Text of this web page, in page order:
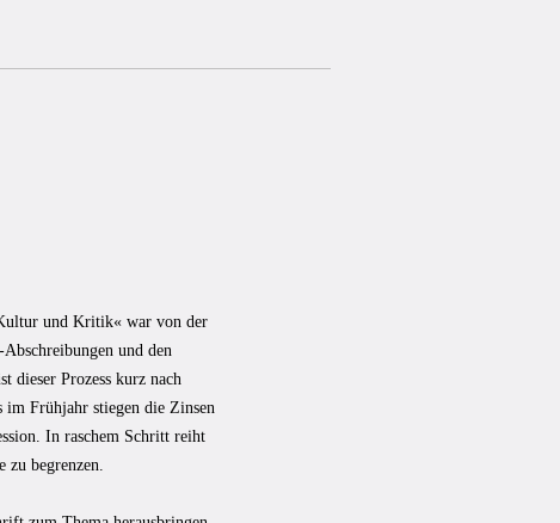
und Kritik« war von der
und den
dieser Prozess kurz nach
Frühjahr stiegen die Zinsen
In raschem Schritt reiht
begrenzen.